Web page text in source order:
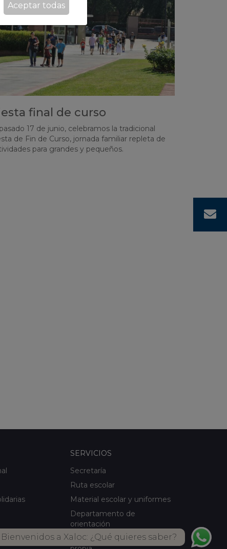
final de curso
17 de junio, celebramos la tradicional
de Fin de Curso, jornada familiar repleta de
para grandes y pequeños.
Bienvenidos a Xaloc: ¿Qué quieres saber?
SERVICIOS
Secretaría
Ruta escolar
Material escolar y uniformes
Departamento de
orientación
Servicio de comedor Cocina
Aceptar todas